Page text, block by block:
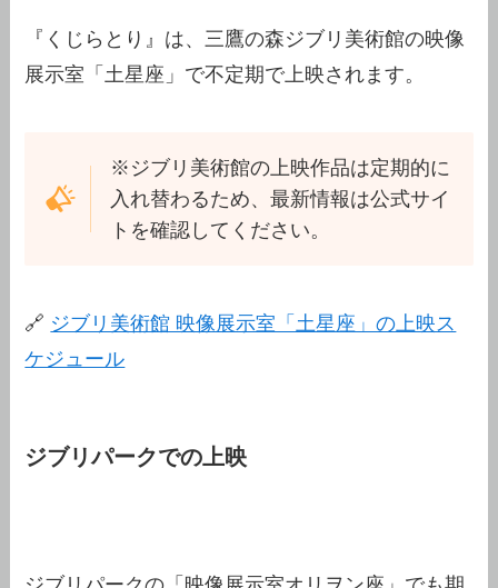
『くじらとり』は、三鷹の森ジブリ美術館の映像
展示室「土星座」で不定期で上映されます。
※ジブリ美術館の上映作品は定期的に
入れ替わるため、最新情報は公式サイ
トを確認してください。
🔗 ジブリ美術館 映像展示室「土星座」の上映ス
ケジュール
ジブリパークでの上映